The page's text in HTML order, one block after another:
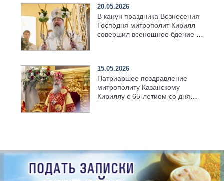
20.05.2026
В канун праздника Вознесения
Господня митрополит Кирилл
совершил всенощное бдение в
15.05.2026
Патриаршее поздравление
митрополиту Казанскому
Кириллу с 65-летием со дня